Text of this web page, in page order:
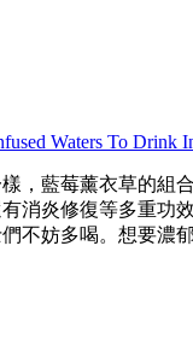
，藍莓薰衣草的組
消炎修復等多重功
不妨多喝。想要濃